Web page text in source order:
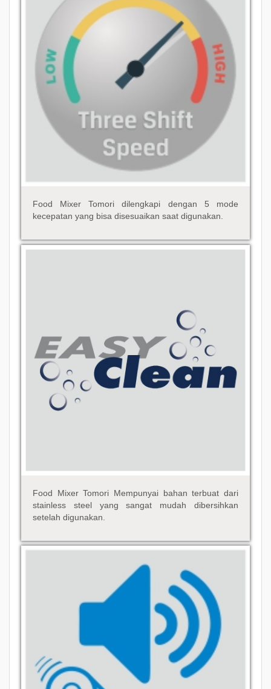
Food Mixer Tomori dilengkapi dengan 5 mode
kecepatan yang bisa disesuaikan saat digunakan.
Food Mixer Tomori Mempunyai bahan terbuat dari
stainless steel yang sangat mudah dibersihkan
setelah digunakan.